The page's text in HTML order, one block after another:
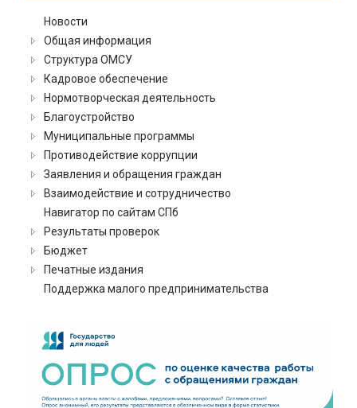
Новости
Общая информация
Структура ОМСУ
Кадровое обеспечение
Нормотворческая деятельность
Благоустройство
Муниципальные программы
Противодействие коррупции
Заявления и обращения граждан
Взаимодействие и сотрудничество
Навигатор по сайтам СПб
Результаты проверок
Бюджет
Печатные издания
Поддержка малого предпринимательства